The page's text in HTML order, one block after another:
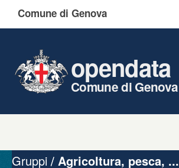
Comune di Genova
opendata
Comune di Genova
Organizzazioni
Gruppi Agricoltura, pesca, ...